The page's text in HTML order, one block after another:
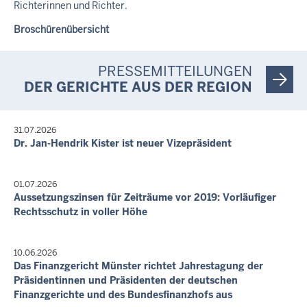
Richterinnen und Richter.
Broschürenübersicht
Broschürenübersicht
Broschürenübersicht
Broschürenübersicht
der rechtlichen Betreuung. .
Broschürenübersicht
man eine Erbschaft ausschlägt.
Broschürenübersicht
Broschürenübersicht
Broschürenübersicht
Broschürenübersicht
PRESSEMITTEILUNGEN
DER GERICHTE AUS DER REGION
31.07.2026
Dr. Jan-Hendrik Kister ist neuer Vizepräsident
01.07.2026
Aussetzungszinsen für Zeiträume vor 2019: Vorläufiger
Rechtsschutz in voller Höhe
10.06.2026
Das Finanzgericht Münster richtet Jahrestagung der
Präsidentinnen und Präsidenten der deutschen
Finanzgerichte und des Bundesfinanzhofs aus